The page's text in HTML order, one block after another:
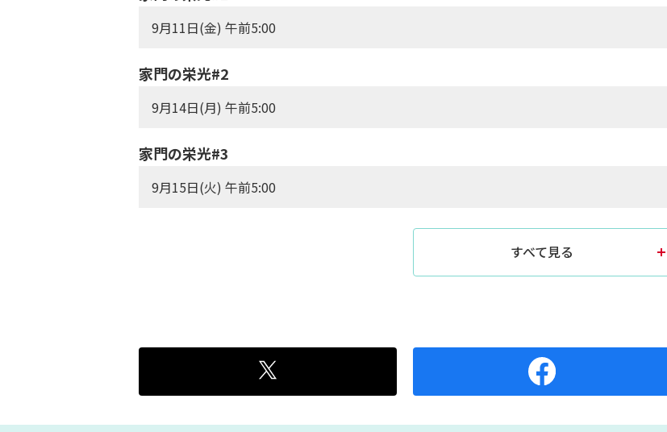
9月11日(金) 午前5:00
家門の栄光#2
9月14日(月) 午前5:00
家門の栄光#3
9月15日(火) 午前5:00
すべて見る